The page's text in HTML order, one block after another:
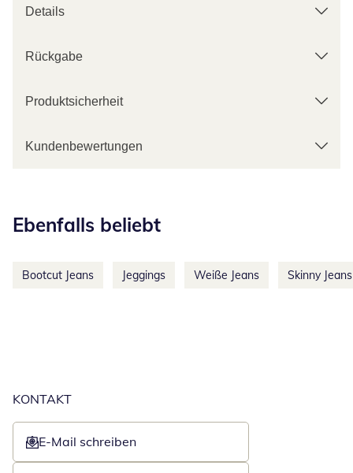
Details
Rückgabe
Produktsicherheit
Kundenbewertungen
Ebenfalls beliebt
Bootcut Jeans Jeggings Weiße Jeans Skinny Jeans
KONTAKT
E-Mail schreiben
Öffnet E-Mail-Client